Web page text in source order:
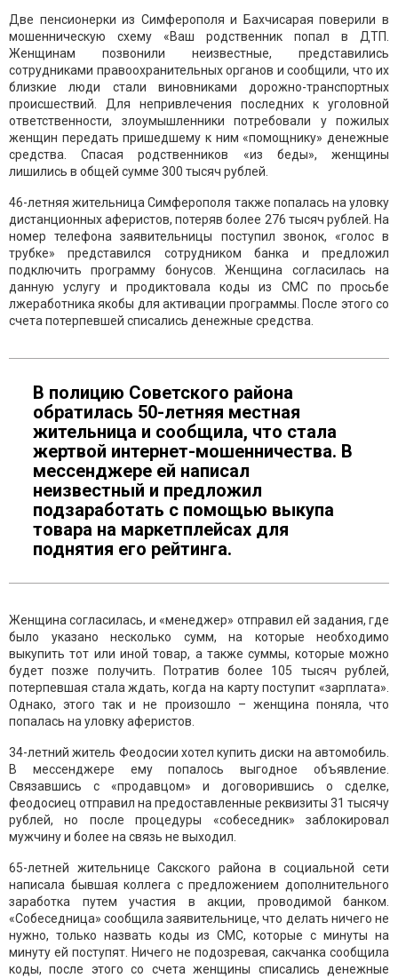
Две пенсионерки из Симферополя и Бахчисарая поверили в
мошенническую схему «Ваш родственник попал в ДТП.
Женщинам позвонили неизвестные, представились
сотрудниками правоохранительных органов и сообщили, что их
близкие люди стали виновниками дорожно-транспортных
происшествий. Для непривлечения последних к уголовной
ответственности, злоумышленники потребовали у пожилых
женщин передать пришедшему к ним «помощнику» денежные
средства. Спасая родственников «из беды», женщины
лишились в общей сумме 300 тысяч рублей.
46-летняя жительница Симферополя также попалась на уловку
дистанционных аферистов, потеряв более 276 тысяч рублей. На
номер телефона заявительницы поступил звонок, «голос в
трубке» представился сотрудником банка и предложил
подключить программу бонусов. Женщина согласилась на
данную услугу и продиктовала коды из СМС по просьбе
лжеработника якобы для активации программы. После этого со
счета потерпевшей списались денежные средства.
В полицию Советского района
обратилась 50-летняя местная
жительница и сообщила, что стала
жертвой интернет-мошенничества. В
мессенджере ей написал
неизвестный и предложил
подзаработать с помощью выкупа
товара на маркетплейсах для
поднятия его рейтинга.
Женщина согласилась, и «менеджер» отправил ей задания, где
было указано несколько сумм, на которые необходимо
выкупить тот или иной товар, а также суммы, которые можно
будет позже получить. Потратив более 105 тысяч рублей,
потерпевшая стала ждать, когда на карту поступит «зарплата».
Однако, этого так и не произошло – женщина поняла, что
попалась на уловку аферистов.
34-летний житель Феодосии хотел купить диски на автомобиль.
В мессенджере ему попалось выгодное объявление.
Связавшись с «продавцом» и договорившись о сделке,
феодосиец отправил на предоставленные реквизиты 31 тысячу
рублей, но после процедуры «собеседник» заблокировал
мужчину и более на связь не выходил.
65-летней жительнице Сакского района в социальной сети
написала бывшая коллега с предложением дополнительного
заработка путем участия в акции, проводимой банком.
«Собеседница» сообщила заявительнице, что делать ничего не
нужно, только назвать коды из СМС, которые с минуты на
минуту ей поступят. Ничего не подозревая, сакчанка сообщила
коды, после этого со счета женщины списались денежные